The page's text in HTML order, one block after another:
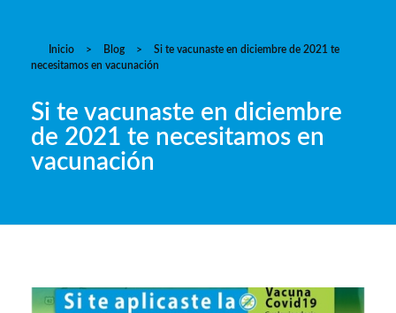
Inicio > Blog >
Si te vacunaste en diciembre de 2021 te
necesitamos en vacunación
Si te vacunaste en diciembre
de 2021 te necesitamos en
vacunación